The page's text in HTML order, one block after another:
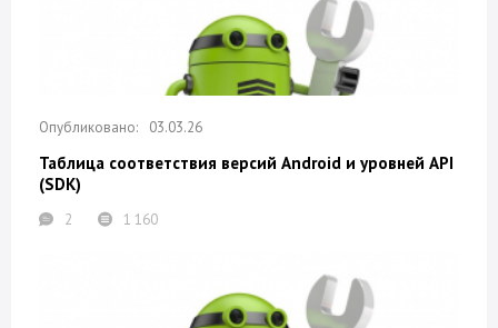
03.03.26
Таблица соответствия версий Android и уровней API
(SDK)
2 1 160